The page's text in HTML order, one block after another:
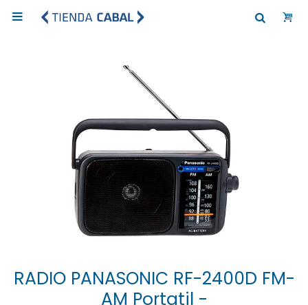

RADIO PANASONIC RF-2400D FM-
AM Portatil -